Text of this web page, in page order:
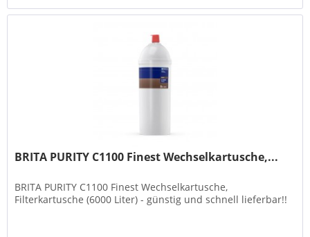
BRITA PURITY C1100 Finest Wechselkartusche,...
BRITA PURITY C1100 Finest Wechselkartusche,
Filterkartusche (6000 Liter) - günstig und schnell lieferbar!!